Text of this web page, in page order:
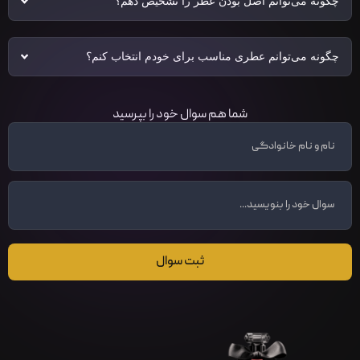
چگونه می‌توانم عطری مناسب برای خودم انتخاب کنم؟
شما هم سوال خود را بپرسید
ثبت سوال